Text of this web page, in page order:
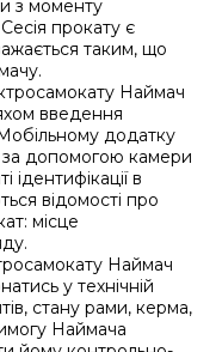
з моменту
прокату є
таким, що
Наймач
введення
додатку
допомогою камери
в
відомості про
місце
Наймач
у технічній
стану рами, керма,
Наймача